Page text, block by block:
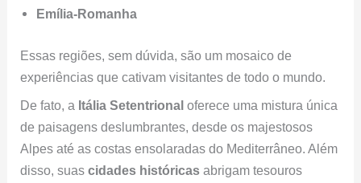
Emília-Romanha
Essas regiões, sem dúvida, são um mosaico de
experiências que cativam visitantes de todo o mundo.
De fato, a Itália Setentrional oferece uma mistura única
de paisagens deslumbrantes, desde os majestosos
Alpes até as costas ensolaradas do Mediterrâneo. Além
disso, suascidades históricas abrigam tesouros